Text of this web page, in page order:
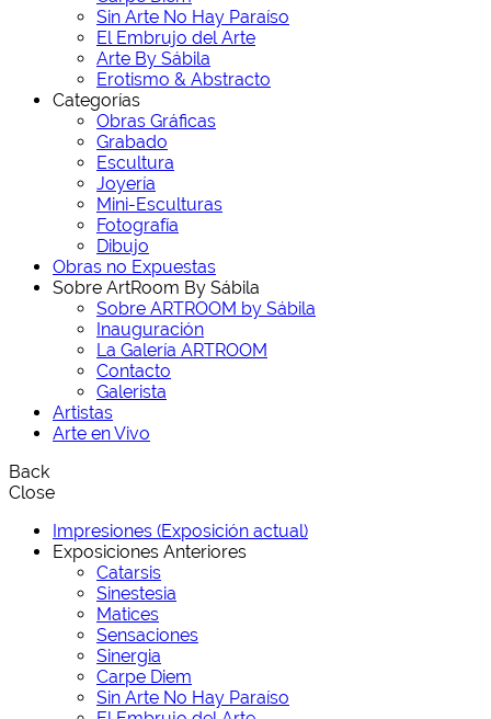
Sin Arte No Hay Paraíso
El Embrujo del Arte
Arte By Sábila
Erotismo & Abstracto
Categorías
Obras Gráficas
Grabado
Escultura
Joyería
Mini-Esculturas
Fotografía
Dibujo
Obras no Expuestas
Sobre ArtRoom By Sábila
Sobre ARTROOM by Sábila
Inauguración
La Galería ARTROOM
Contacto
Galerista
Artistas
Arte en Vivo
Back
Close
Impresiones (Exposición actual)
Exposiciones Anteriores
Catarsis
Sinestesia
Matices
Sensaciones
Sinergia
Carpe Diem
Sin Arte No Hay Paraíso